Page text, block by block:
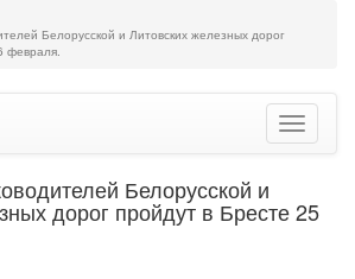
Белорусской и Литовских железных дорог
февраля.
Toggle
Белорусской и
дорог пройдут в Бресте 25